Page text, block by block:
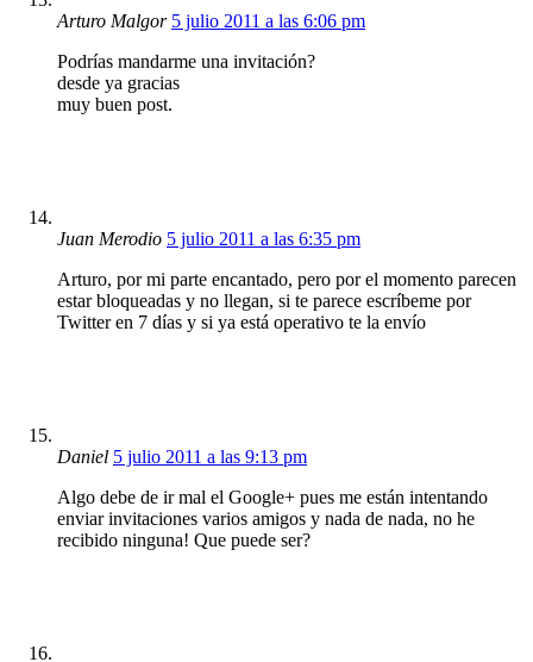
Arturo Malgor 5 julio 2011 a las 6:06 pm
Podrías mandarme una invitación?
desde ya gracias
muy buen post.
Juan Merodio 5 julio 2011 a las 6:35 pm
Arturo, por mi parte encantado, pero por el momento parecen
estar bloqueadas y no llegan, si te parece escríbeme por
Twitter en 7 días y si ya está operativo te la envío
Daniel 5 julio 2011 a las 9:13 pm
Algo debe de ir mal el Google+ pues me están intentando
enviar invitaciones varios amigos y nada de nada, no he
recibido ninguna! Que puede ser?